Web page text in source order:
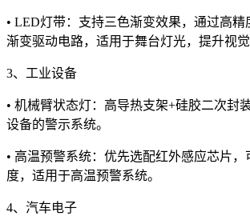
• LED灯带：支持三色渐变效果，通过高精
渐变驱动电路，适用于舞台灯光，提升视觉
3、工业设备
• 机械臂状态灯：高导热支架+硅胶二次封
设备的警示系统。
• 高温预警系统：优先选配红外感应芯片
度，适用于高温预警系统。
4、汽车电子